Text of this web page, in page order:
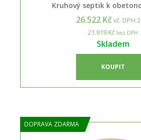
Kruhový septik k
26.522 Kčvč. DPH
21.919 Kč bez DPH
Skladem
KOUPIT
DOPRAVA ZDARMA